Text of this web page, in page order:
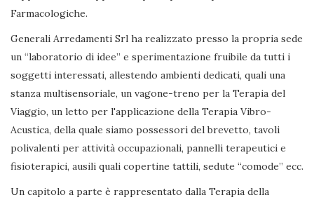
Farmacologiche.
Generali Arredamenti Srl ha realizzato presso la propria sede
un “laboratorio di idee” e sperimentazione fruibile da tutti i
soggetti interessati, allestendo ambienti dedicati, quali una
stanza multisensoriale, un vagone-treno per la Terapia del
Viaggio, un letto per l'applicazione della Terapia Vibro-
Acustica, della quale siamo possessori del brevetto, tavoli
polivalenti per attività occupazionali, pannelli terapeutici e
fisioterapici, ausili quali copertine tattili, sedute “comode” ecc.
Un capitolo a parte è rappresentato dalla Terapia della